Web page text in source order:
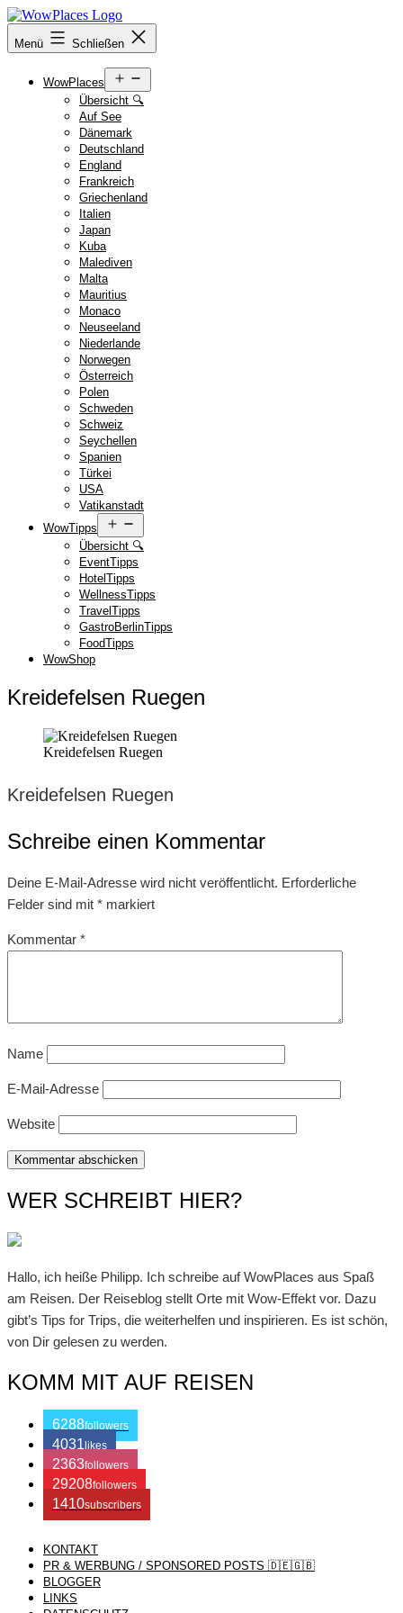
Zum
Inhalt
springen
Reiseblog
WowPlaces.de
Menü Schließen
WowPlaces
öffnen
Übersicht 🔍
Auf See
Dänemark
Deutschland
England
Frankreich
Griechenland
Italien
Japan
Kuba
Malediven
Malta
Mauritius
Monaco
Neuseeland
Niederlande
Norwegen
Österreich
Polen
Schweden
Schweiz
Seychellen
Spanien
Türkei
USA
Vatikanstadt
WowTipps
öffnen
Übersicht 🔍
EventTipps
HotelTipps
WellnessTipps
TravelTipps
GastroBerlinTipps
FoodTipps
WowShop
Kreidefelsen Ruegen
Kreidefelsen Ruegen
Kreidefelsen Ruegen
Schreibe einen Kommentar
Deine E-Mail-Adresse wird nicht veröffentlicht. Erforderliche
Felder sind mit * markiert
Kommentar *
Name
E-Mail-Adresse
Website
WER SCHREIBT HIER?
Hallo, ich heiße Philipp. Ich schreibe auf WowPlaces aus Spaß
am Reisen. Der Reiseblog stellt Orte mit Wow-Effekt vor. Dazu
gibt’s Tips for Trips, die weiterhelfen und inspirieren. Es ist schön,
von Dir gelesen zu werden.
KOMM MIT AUF REISEN
6288followers
4031 likes
2363followers
29208followers
1410subscribers
/ Free WordPress Plugins and WordPress Themes by
Themes. Join us right now!
KONTAKT
PR & WERBUNG / SPONSORED POSTS 🇩🇪🇬🇧
BLOGGER
LINKS